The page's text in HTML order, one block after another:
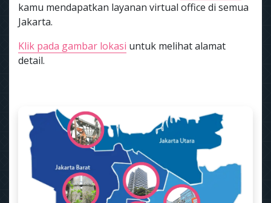
kamu mendapatkan layanan virtual office di semua
Jakarta.
Klik pada gambar lokasi untuk melihat alamat
detail.